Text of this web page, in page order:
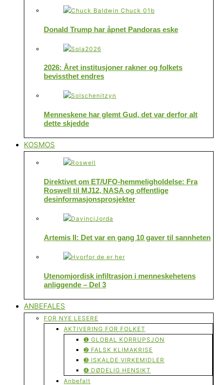
Donald Trump har åpnet Pandoras eske
2026: Året institusjoner rakner og folkets
bevissthet endres
Menneskene har glemt Gud, det var derfor alt
dette skjedde
KOSMOS
Direktivet om ET/UFO-hemmeligholdelse: Fra
Roswell til MJ12, NASA og offentlige
desinformasjonsprosjekter
Artemis II: Det var en gang 10 gaver til sannheten
Utenomjordisk infiltrasjon i menneskehetens
anliggende – Del 3
ANBEFALES
FOR NYE LESERE
AKTIVERING FOR FOLKET
➊ GLOBAL KORRUPSJON
➋ FALSK KLIMAKRISE
➌ ISKALDE VIRKEMIDLER
➍ DØDELIG HENSIKT
Anbefalt